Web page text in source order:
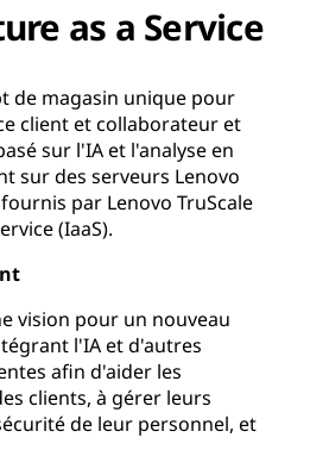
as a Service
de magasin unique pour
client et collaborateur et
sur l'IA et l'analyse en
sur des serveurs Lenovo
par Lenovo TruScale
(IaaS).
vision pour un nouveau
l'IA et d'autres
afin d'aider les
clients, à gérer leurs
de leur personnel, et